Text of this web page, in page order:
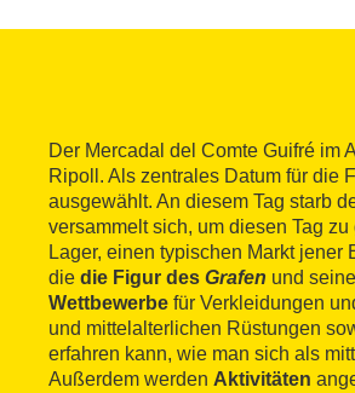
Der Mercadal del Comte Guifré im
Ripoll. Als zentrales Datum für die
ausgewählt. An diesem Tag starb
versammelt sich, um diesen Tag
Lager, einen typischen Markt
die die Figur des Grafen und
Wettbewerbe für Verkleidungen
und mittelalterlichen Rüstungen
erfahren kann, wie man sich als
Außerdem werden Aktivitäten